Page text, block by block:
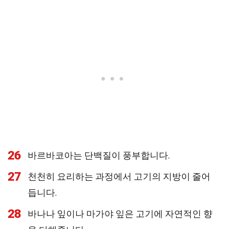
26 바르바코아는 단백질이 풍부합니다.
27
천천히 요리하는 과정에서 고기의 지방이 줄어
듭니다.
28
바나나 잎이나 마가야 잎은 고기에 자연적인 향